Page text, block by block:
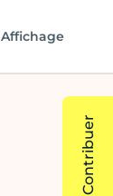
Affichage
Contribuer